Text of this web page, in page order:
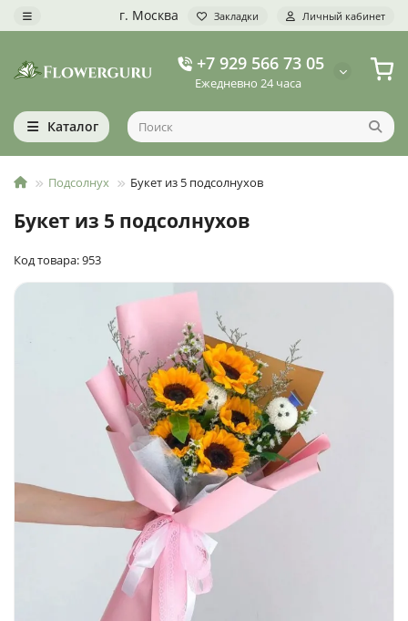
г. Москва Закладки Личный кабинет
+7 929 566 73 05
Ежедневно 24 часа
Каталог
Подсолнух Букет из 5 подсолнухов
Букет из 5 подсолнухов
Код товара: 953